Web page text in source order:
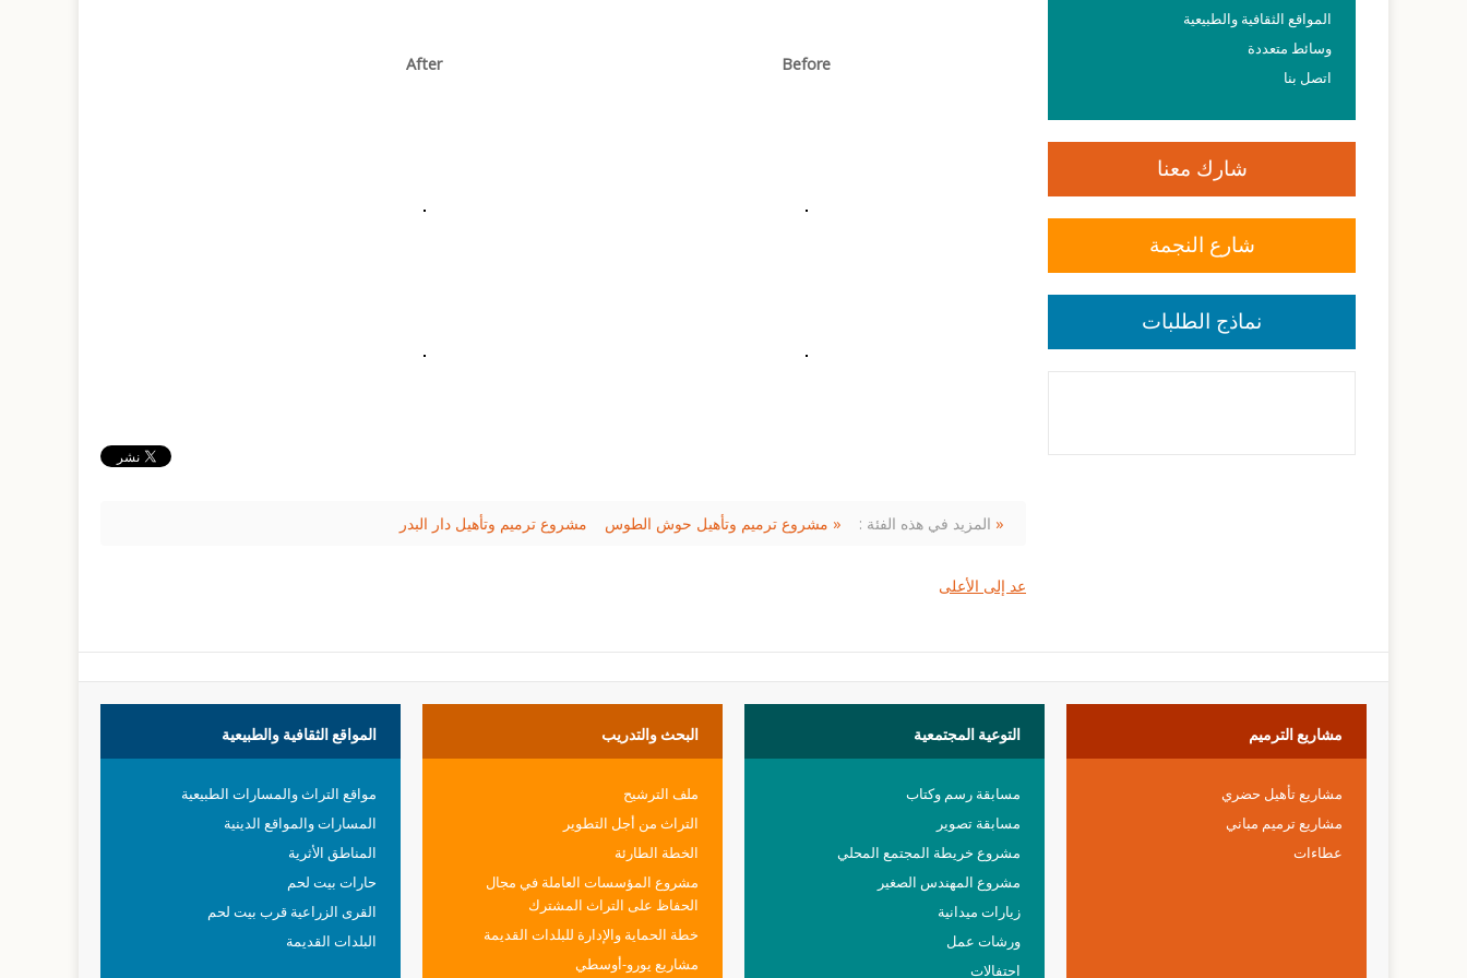
Before
After
المزيد في هذه الفئة : « مشروع ترميم وتأهيل حوش الطوس مشروع ترميم وتأهيل دار البدر »
عد إلى الأعلى
المواقع الثقافية والطبيعية
وسائط متعددة
اتصل بنا
شارك معنا
شارع النجمة
نماذج الطلبات
المواقع الثقافية والطبيعية
مواقع التراث والمسارات الطبيعية
المسارات والمواقع الدينية
المناطق الأثرية
حارات بيت لحم
القرى الزراعية قرب بيت لحم
البلدات القديمة
البحث والتدريب
ملف الترشيح
التراث من أجل التطوير
الخطة الطارئة
مشروع المؤسسات العاملة في مجال
الحفاظ على التراث المشترك
خطة الحماية والإدارة للبلدات القديمة
مشاريع يورو-أوسطي
التوعية المجتمعية
مسابقة رسم وكتاب
مسابقة تصوير
مشروع خريطة المجتمع المحلي
مشروع المهندس الصغير
زيارات ميدانية
ورشات عمل
احتفالات
مشاريع الترميم
مشاريع تأهيل حضري
مشاريع ترميم مباني
عطاءات